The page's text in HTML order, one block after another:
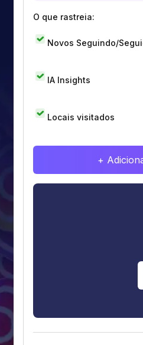
O que rastreia:
Novos Seguindo/
IA Insights
Locais visitados
+